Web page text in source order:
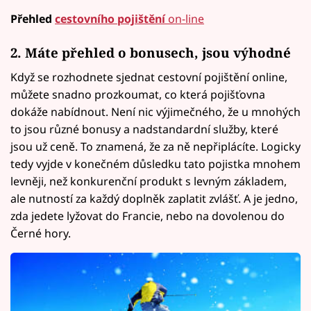
Přehled cestovního pojištěníon-line
2. Máte přehled o bonusech, jsou výhodné
Když se rozhodnete sjednat cestovní pojištění online,
můžete snadno prozkoumat, co která pojišťovna
dokáže nabídnout. Není nic výjimečného, že u mnohých
to jsou různé bonusy a nadstandardní služby, které
jsou už ceně. To znamená, že za ně nepřiplácíte. Logicky
tedy vyjde v konečném důsledku tato pojistka mnohem
levněji, než konkurenční produkt s levným základem,
ale nutností za každý doplněk zaplatit zvlášť. A je jedno,
zda jedete lyžovat do Francie, nebo na dovolenou do
Černé hory.